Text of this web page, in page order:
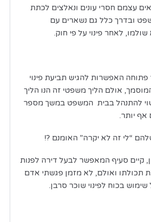
עצמם חסרי עונים ונאלצים לכתת
ובדרך כלל גם נשארים עם
לאחר פינוי על פי חוק.
האפשרות להגיש תביעת פינוי
אולם הליך משפטי זה הנו הליך
להתנהל בבית המשפט במשך מספר
אף יותר.
“לי זה לא יקרה” האומנם ?!
קיים סעיף המאפשר לבעל דירה לפנות
תכולתו ואולם, לא מזמן פגשתי אדם
בכוח לפינוי שוכר סרבן.